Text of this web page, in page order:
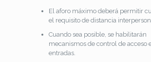
El aforo máximo deberá permitir
el requisito de distancia
Cuando sea posible, se habilitarán
mecanismos de control de acceso
entradas.